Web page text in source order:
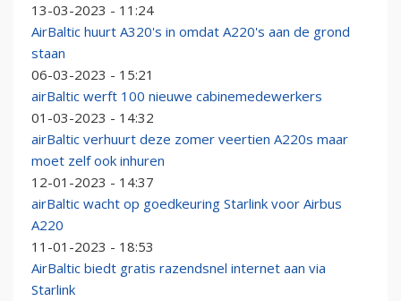
13-03-2023 - 11:24
AirBaltic huurt A320's in omdat A220's aan de grond
staan
06-03-2023 - 15:21
airBaltic werft 100 nieuwe cabinemedewerkers
01-03-2023 - 14:32
airBaltic verhuurt deze zomer veertien A220s maar
moet zelf ook inhuren
12-01-2023 - 14:37
airBaltic wacht op goedkeuring Starlink voor Airbus
A220
11-01-2023 - 18:53
AirBaltic biedt gratis razendsnel internet aan via
Starlink